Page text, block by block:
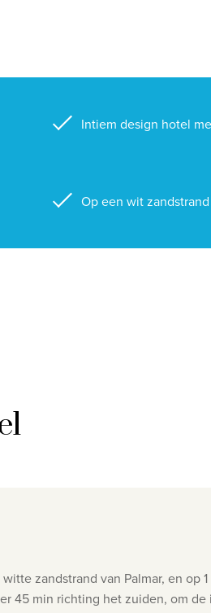
Intiem design hotel
Op een wit zandstrand
zandstrand van Palmar, en op
45 min richting het zuiden, om